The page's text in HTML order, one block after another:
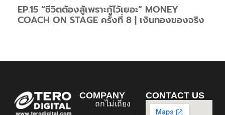
EP.15 “ชีวิตต้องสู้เพราะกู้ไว้เยอะ” MONEY
COACH ON STAGE ครั้งที่ 8 | เงินทองของจริง
COMPANY
ถกไม่เถียง
CONTACT US